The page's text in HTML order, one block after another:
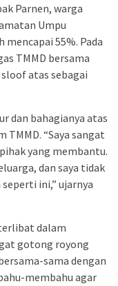
Parnen, warga
Umpu
mencapai 55%. Pada
TMMD bersama
atas sebagai
dan bahagianya atas
“Saya sangat
yang membantu.
dan saya tidak
ini,” ujarnya
dalam
gotong royong
sama dengan
membahu agar